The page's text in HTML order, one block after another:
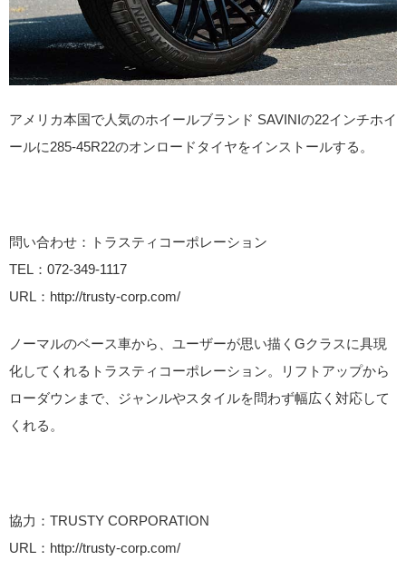
アメリカ本国で人気のホイールブランド SAVINIの22インチホイ
ールに285-45R22のオンロードタイヤをインストールする。
問い合わせ：トラスティコーポレーション
TEL：072-349-1117
URL：http://trusty-corp.com/
ノーマルのベース車から、ユーザーが思い描くGクラスに具現
化してくれるトラスティコーポレーション。リフトアップから
ローダウンまで、ジャンルやスタイルを問わず幅広く対応して
くれる。
協力：TRUSTY CORPORATION
URL：http://trusty-corp.com/